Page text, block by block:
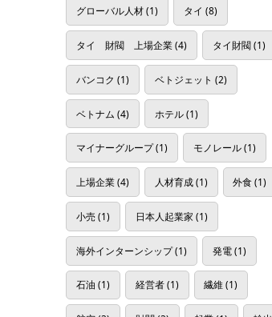
グローバル人材(1) タイ (8)
タイ 財閥 上場企業(4) タイ財閥(1)
バンコク (1) ベトジェット (2)
ベトナム (4) ホテル(1)
マイナーグループ(1) モノレール(1)
上場企業(4) 人材育成(1) 外食(1)
小売(1) 日本人起業家 (1)
海外インターンシップ(1) 発電(1)
石油 (1) 経営者(1) 繊維(1)